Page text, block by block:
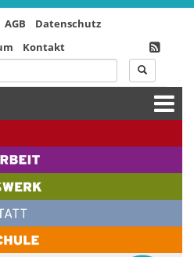
AGB
Datenschutz
Kontakt